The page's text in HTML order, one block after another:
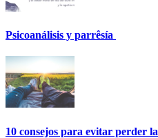
Psicoanálisis y parrêsía
10 consejos para evitar perder